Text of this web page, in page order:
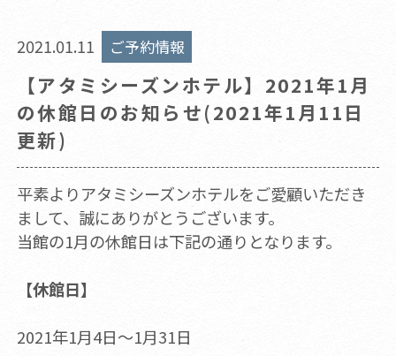
2021.01.11 ご予約情報
【アタミシーズンホテル】2021年1月
の休館日のお知らせ(2021年1月11日
更新)
平素よりアタミシーズンホテルをご愛顧いただき
まして、誠にありがとうございます。
当館の1月の休館日は下記の通りとなります。
【休館日】
2021年1月4日～1月31日